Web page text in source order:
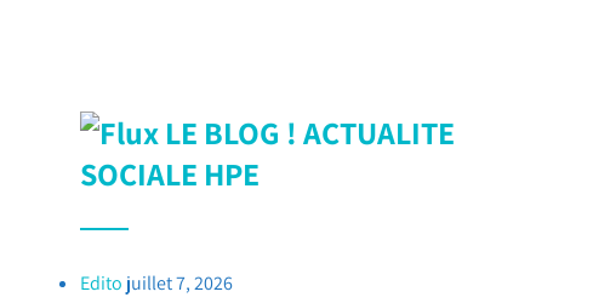
LE BLOG ! ACTUALITE
SOCIALE HPE
Edito juillet 7, 2026